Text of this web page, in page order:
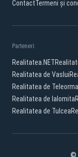
ContactTermeni și
Parteneri:
Realitatea.NET
Realitatea de Vaslui
Realitatea de
Realitatea de Ialomita
Realitatea de Tulcea
©